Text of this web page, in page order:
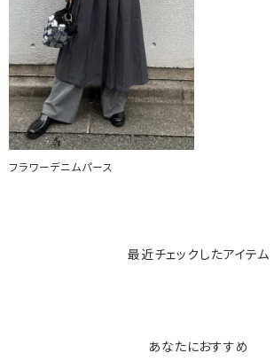
フラワーデニムパース
最近チェックしたアイテム
あなたにおすすめ